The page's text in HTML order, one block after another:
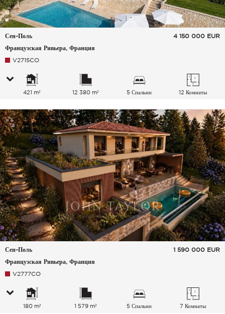
Сен-Поль
Французская Ривьера, Франция
4 150 000 EUR
V2715CO
421 m² 12 380 m² 5 Спальни 12 Комнаты
Сен-Поль
Французская Ривьера, Франция
1 590 000 EUR
V2777CO
180 m² 1 579 m² 5 Спальни 7 Комнаты